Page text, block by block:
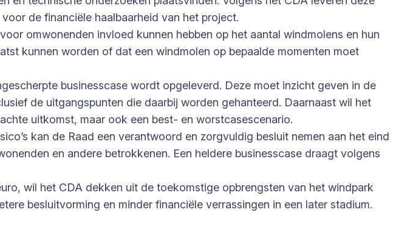
de financiële haalbaarheid van het project.
omwonenden invloed kunnen hebben op het aantal windmolens en hun
kunnen worden of dat een windmolen op bepaalde momenten moet
businesscase wordt opgeleverd. Deze moet inzicht geven in de
de uitgangspunten die daarbij worden gehanteerd. Daarnaast wil het
uitkomst, maar ook een best- en worstcasescenario.
kan de Raad een verantwoord en zorgvuldig besluit nemen aan het eind
en andere betrokkenen. Een heldere businesscase draagt volgens
wil het CDA dekken uit de toekomstige opbrengsten van het windpark
besluitvorming en minder financiële verrassingen in een later stadium.